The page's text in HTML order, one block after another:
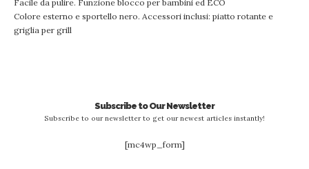
Facile da pulire. Funzione blocco per bambini ed ECO
Colore esterno e sportello nero. Accessori inclusi: piatto rotante e
griglia per grill
Subscribe to Our Newsletter
Subscribe to our newsletter to get our newest articles instantly!
[mc4wp_form]